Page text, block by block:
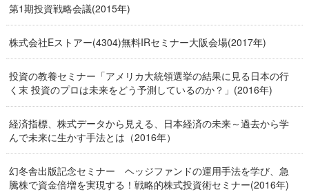
第1期投資戦略会議(2015年)
株式会社Eストアー(4304)無料IRセミナー大阪会場(2017年)
投資の教養セミナー「アメリカ大統領選挙の結果に見る日本の行
く末 投資のプロは未来をどう予測しているのか？」(2016年)
経済指標、株式データから見える、日本経済の未来～過去から学
んで未来に生かす手法とは（2016年）
幻冬舎出版記念セミナー ヘッジファンドの運用手法を学び、急
騰株で資金倍増を実現する！戦略的株式投資術セミナー(2016年)